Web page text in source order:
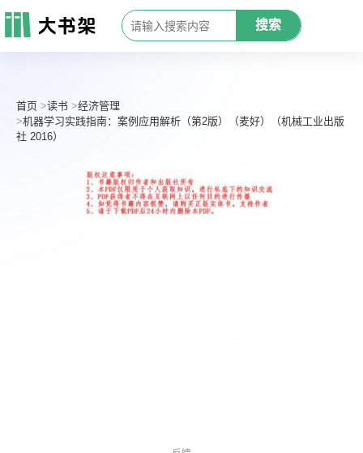
搜索
首页 读书
经济管理
机器学习实践指南：案例应用解析（第2版）（麦好）（机械工业出版
社 2016）